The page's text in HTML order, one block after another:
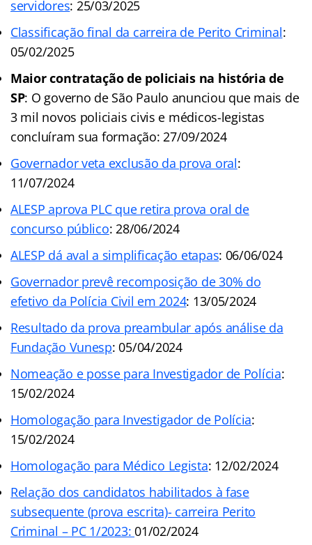
servidores: 25/03/2025
Classificação final da carreira de Perito Criminal:
05/02/2025
Maior contratação de policiais na história de
SP: O governo de São Paulo anunciou que mais de
3 mil novos policiais civis e médicos-legistas
concluíram sua formação: 27/09/2024
Governador veta exclusão da prova oral:
11/07/2024
ALESP aprova PLC que retira prova oral de
concurso público: 28/06/2024
ALESP dá aval a simplificação etapas: 06/06/024
Governador prevê recomposição de 30% do
efetivo da Polícia Civil em 2024: 13/05/2024
Resultado da prova preambular após análise da
Fundação Vunesp: 05/04/2024
Nomeação e posse para Investigador de Polícia:
15/02/2024
Homologação para Investigador de Polícia:
15/02/2024
Homologação para Médico Legista: 12/02/2024
Relação dos candidatos habilitados à fase
subsequente (prova escrita)- carreira Perito
Criminal – PC 1/2023: 01/02/2024